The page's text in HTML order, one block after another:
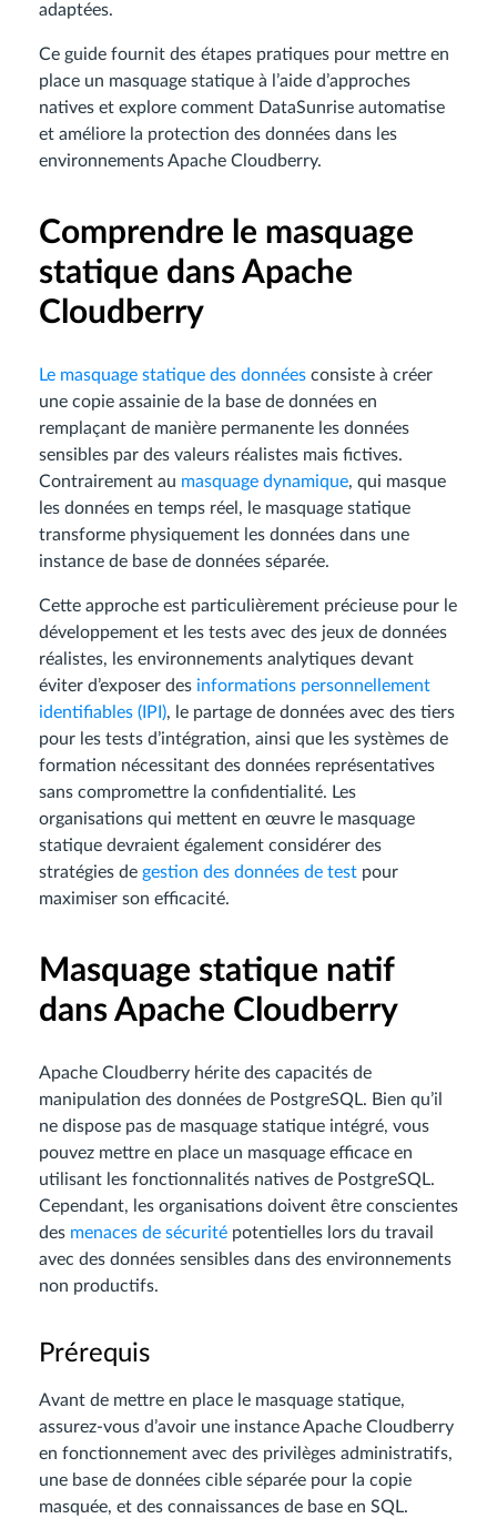
adaptées.
Ce guide fournit des étapes pratiques pour mettre en
place un masquage statique à l’aide d’approches
natives et explore comment DataSunrise automatise
et améliore la protection des données dans les
environnements Apache Cloudberry.
Comprendre le masquage
statique dans Apache
Cloudberry
Le masquage statique des données consiste à créer
une copie assainie de la base de données en
remplaçant de manière permanente les données
sensibles par des valeurs réalistes mais fictives.
Contrairement au masquage dynamique, qui masque
les données en temps réel, le masquage statique
transforme physiquement les données dans une
instance de base de données séparée.
Cette approche est particulièrement précieuse pour le
développement et les tests avec des jeux de données
réalistes, les environnements analytiques devant
éviter d’exposer des informations personnellement
identifiables (IPI), le partage de données avec des tiers
pour les tests d’intégration, ainsi que les systèmes de
formation nécessitant des données représentatives
sans compromettre la confidentialité. Les
organisations qui mettent en œuvre le masquage
statique devraient également considérer des
stratégies de gestion des données de test pour
maximiser son efficacité.
Masquage statique natif
dans Apache Cloudberry
Apache Cloudberry hérite des capacités de
manipulation des données de PostgreSQL. Bien qu’il
ne dispose pas de masquage statique intégré, vous
pouvez mettre en place un masquage efficace en
utilisant les fonctionnalités natives de PostgreSQL.
Cependant, les organisations doivent être conscientes
des menaces de sécurité potentielles lors du travail
avec des données sensibles dans des environnements
non productifs.
Prérequis
Avant de mettre en place le masquage statique,
assurez-vous d’avoir une instance Apache Cloudberry
en fonctionnement avec des privilèges administratifs,
une base de données cible séparée pour la copie
masquée, et des connaissances de base en SQL.